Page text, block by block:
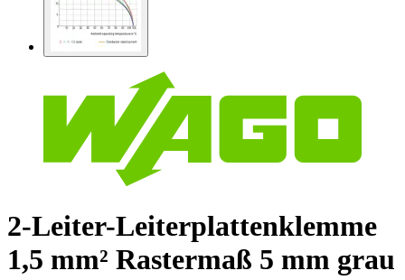
2-Leiter-Leiterplattenklemme
1,5 mm² Rastermaß 5 mm grau